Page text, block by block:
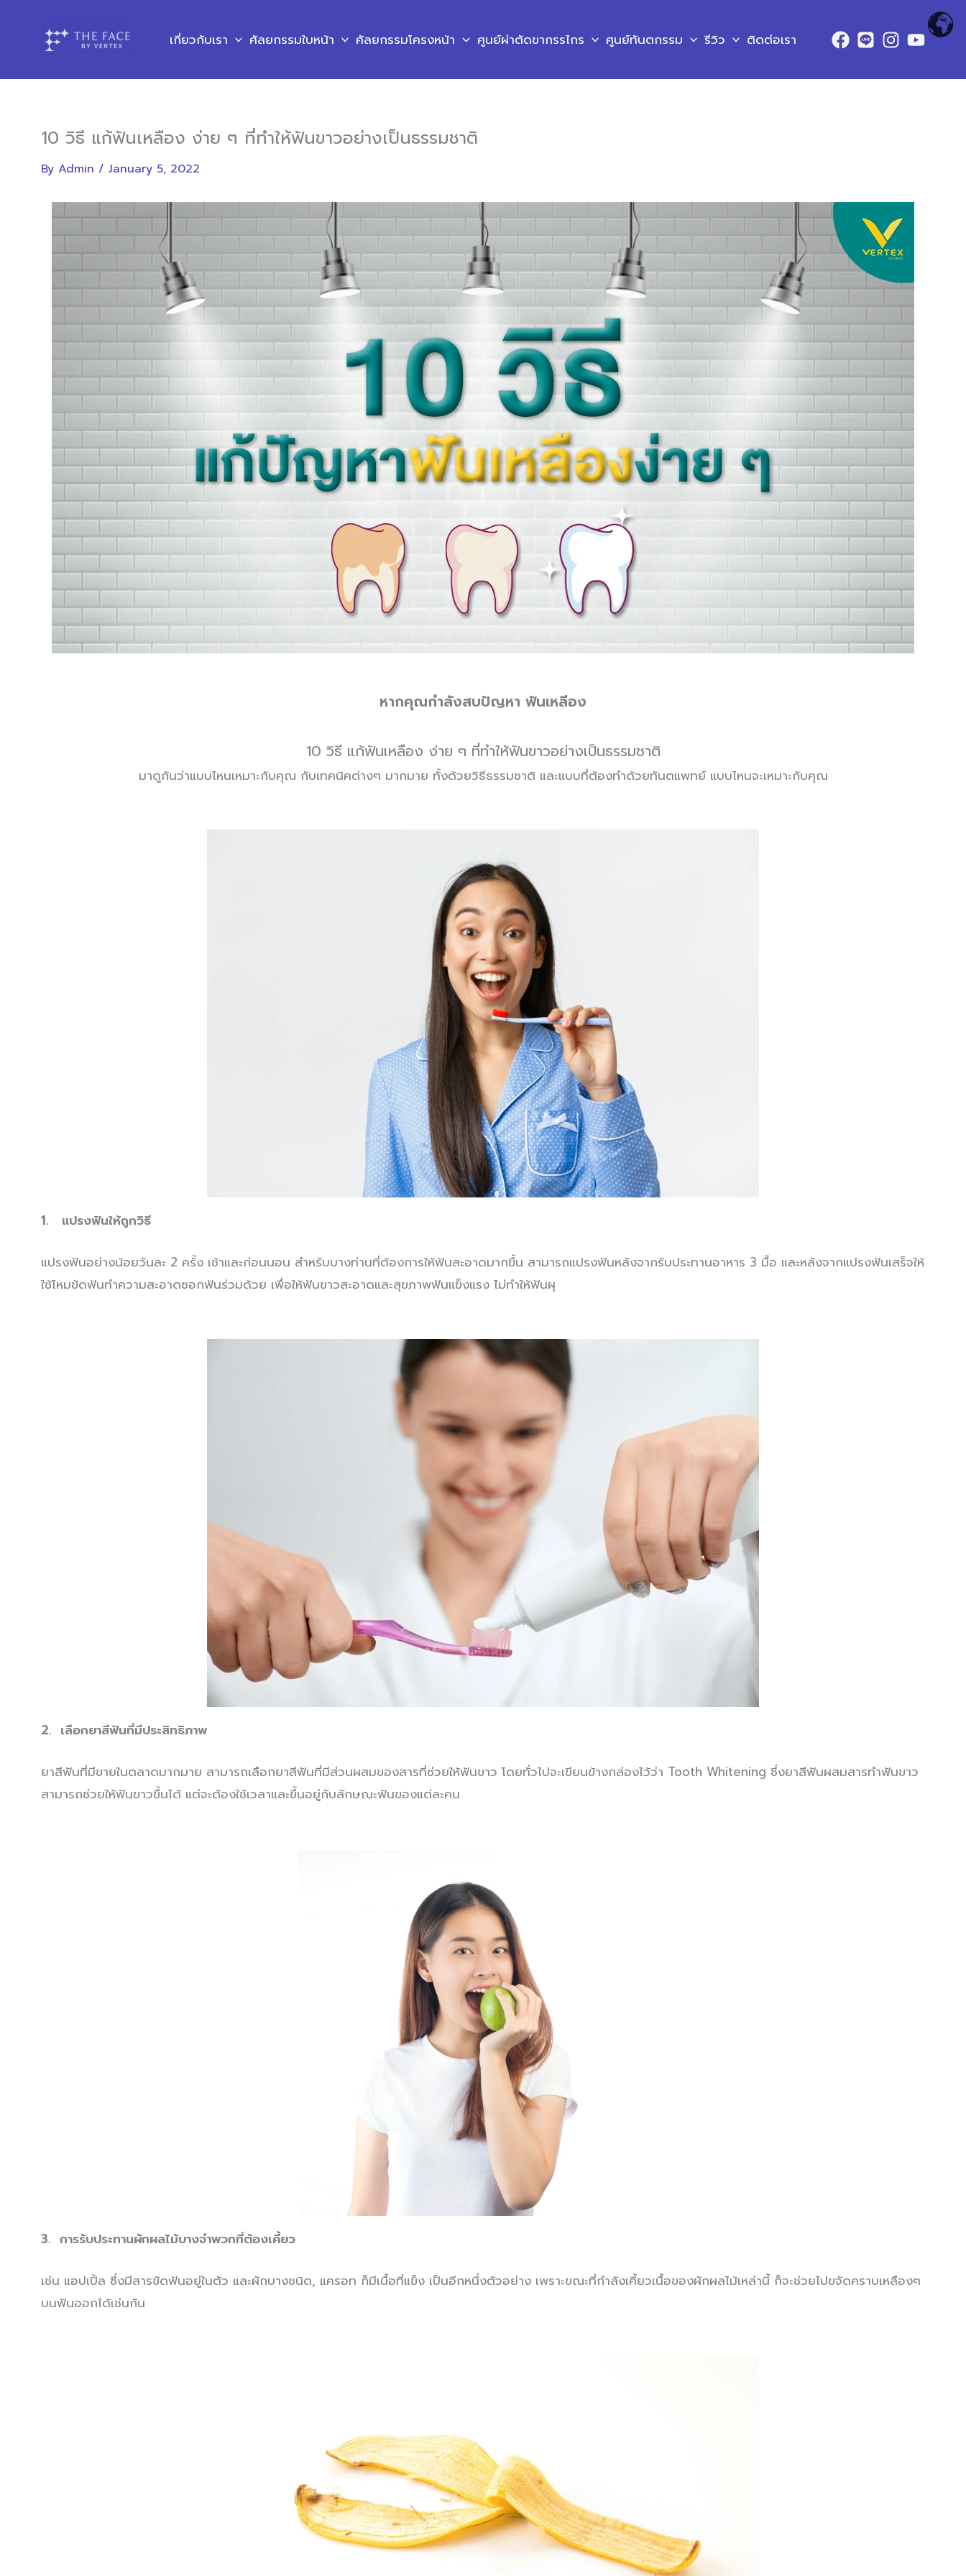
content
เกี่ยวกับเรา ศัลยกรรมใบหน้า ศัลยกรรมโครงหน้า ศูนย์ผ่าตัดขากรรไกร ศูนย์ทันตกรรม รีวิว ติดต่อเรา
10 วิธี แก้ฟันเหลือง ง่าย ๆ ที่ทำให้ฟันขาวอย่างเป็นธรรมชาติ
By Admin / January 5, 2022
หากคุณกำลังสบปัญหา ฟันเหลีอง
10 วิธี แก้ฟันเหลือง ง่าย ๆ ที่ทำให้ฟันขาวอย่างเป็นธรรมชาติ
มาดูกันว่าแบบไหนเหมาะกับคุณ กับเทคนิคต่างๆ มากมาย ทั้งด้วยวิธีธรรมชาติ และแบบที่ต้องทำด้วยทันตแพทย์ แบบไหนจะเหมาะกับคุณ
1. แปรงฟันให้ถูกวิธี
แปรงฟันอย่างน้อยวันละ 2 ครั้ง เช้าและก่อนนอน สำหรับบางท่านที่ต้องการให้ฟันสะอาดมากขึ้น สามารถแปรงฟันหลังจากรับประทานอาหาร 3 มื้อ และหลังจากแปรงฟันเสร็จให้
ใช้ไหมขัดฟันทำความสะอาดซอกฟันร่วมด้วย เพื่อให้ฟันขาวสะอาดและสุขภาพฟันแข็งแรง ไม่ทำให้ฟันผุ
2. เลือกยาสีฟันที่มีประสิทธิภาพ
ยาสีฟันที่มีขายในตลาดมากมาย สามารถเลือกยาสีฟันที่มีส่วนผสมของสารที่ช่วยให้ฟันขาว โดยทั่วไปจะเขียนข้างกล่องไว้ว่า Tooth Whitening ซึ่งยาสีฟันผสมสารทำฟันขาว
สามารถช่วยให้ฟันขาวขึ้นได้ แต่จะต้องใช้เวลาและขึ้นอยู่กับลักษณะฟันของแต่ละคน
3. การรับประทานผักผลไม้บางจำพวกที่ต้องเคี้ยว
เช่น แอปเปิ้ล ซึ่งมีสารขัดฟันอยู่ในตัว และผักบางชนิด, แครอท ก็มีเนื้อที่แข็ง เป็นอีกหนึ่งตัวอย่าง เพราะขณะที่กำลังเคี้ยวเนื้อของผักผลไม้เหล่านี้ ก็จะช่วยไปขจัดคราบเหลืองๆ
บนฟันออกได้เช่นกัน